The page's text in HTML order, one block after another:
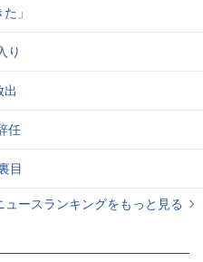
」
り
任
目
ュースランキングをもっと見る